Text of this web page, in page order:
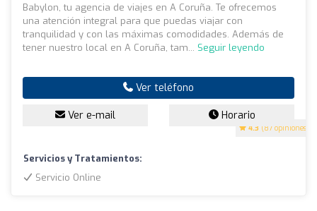
4.3 (87 opiniones)
Babylon, tu agencia de viajes en A Coruña. Te ofrecemos
una atención integral para que puedas viajar con
tranquilidad y con las máximas comodidades. Además de
tener nuestro local en A Coruña, tam... Seguir leyendo
Ver teléfono
Ver e-mail Horario
Servicios y Tratamientos:
Servicio Online